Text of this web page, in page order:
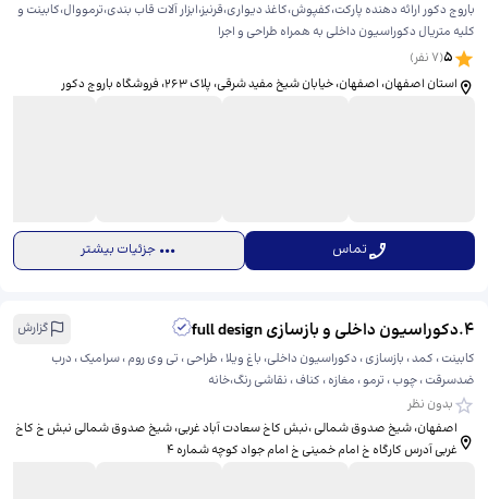
باروج دکور ارائه دهنده پارکت،کفپوش،کاغذ دیواری،قرنیز،ابزار آلات قاب بندی،ترمووال،کابینت و
کلیه متریال دکوراسیون داخلی به همراه طراحی و اجرا
5
(
7 نفر)
استان اصفهان، اصفهان، خیابان شیخ مفید شرقی، پلاک 263، ​فروشگاه باروج دکور
تماس جزئیات بیشتر
4
.دکوراسیون داخلی و بازسازی full design
گزارش
کابینت ، کمد ، بازسازی ، دکوراسیون داخلی، باغ ویلا ، طراحی ، تی وی روم ، سرامیک ، درب
ضدسرقت ، چوب ، ترمو ، مغازه ، کناف ، نقاشی رنگ،خانه
بدون نظر
اصفهان، شیخ صدوق شمالی ،نبش کاخ سعادت آباد غربی، ​شیخ صدوق شمالی نبش خ کاخ
غربی آدرس کارگاه خ امام خمینی خ امام جواد کوچه شماره 4